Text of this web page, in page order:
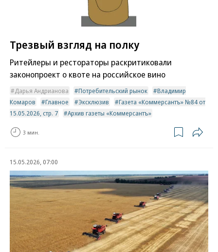
Трезвый взгляд на полку
Ритейлеры и рестораторы раскритиковали
законопроект о квоте на российское вино
Дарья Андрианова Потребительский рынок
Владимир
Комаров
Главное Эксклюзив
Газета «Коммерсантъ» №84 от
15.05.2026, стр. 7
Архив газеты «Коммерсантъ»
3 мин.
15.05.2026, 07:00